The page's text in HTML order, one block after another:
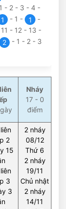
1 - 2 - 3 - 4 -
1 - 1 - 1
-
11 - 12 - 13 -
2 - 1 - 2 - 3
Nháy
17 - 0
điểm
2
15
3
3
2 nháy
08/12
Thứ 6
2 nháy
19/11
Chủ nhật
2 nháy
14/11